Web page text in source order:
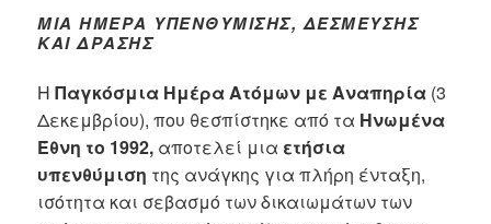
ΜΙΑ ΗΜΈΡΑ ΥΠΕΝΘΎΜΙΣΗΣ, ΔΈΣΜΕΥΣΗΣ
ΚΑΙ ΔΡΆΣΗΣ
ΗΠαγκόσμια Ημέρα Ατόμων με Αναπηρία (3
Δεκεμβρίου), που θεσπίστηκε από τα Ηνωμένα
Έθνη το 1992, αποτελεί μια ετήσια
υπενθύμιση της ανάγκης για πλήρη ένταξη,
ισότητα και σεβασμό των δικαιωμάτων των